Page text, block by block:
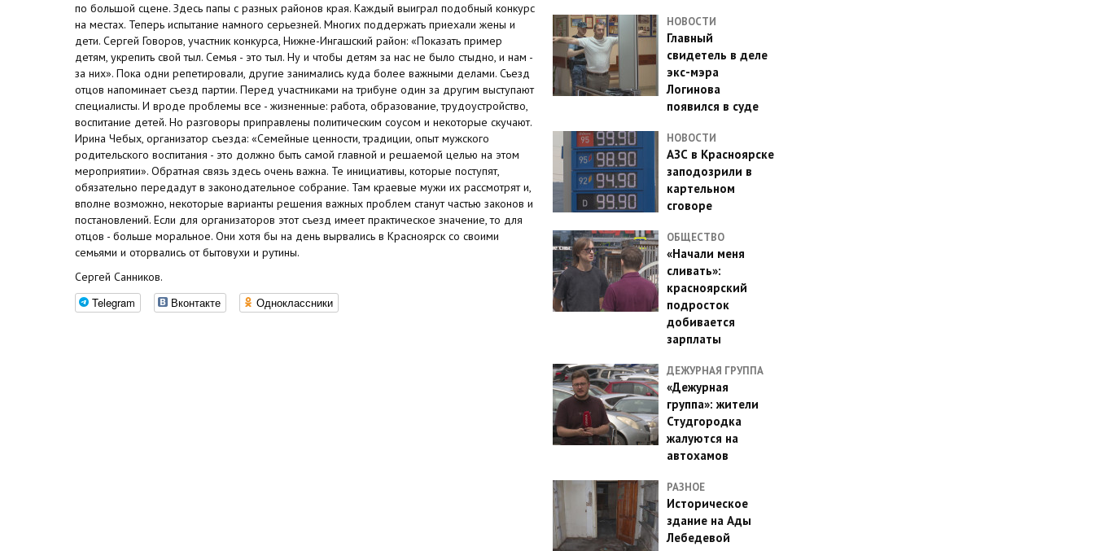
по большой сцене. Здесь папы с разных районов края. Каждый выиграл подобный конкурс
на местах. Теперь испытание намного серьезней. Многих поддержать приехали жены и
дети. Сергей Говоров, участник конкурса, Нижне-Ингашский район: «Показать пример
детям, укрепить свой тыл. Семья - это тыл. Ну и чтобы детям за нас не было стыдно, и нам -
за них». Пока одни репетировали, другие занимались куда более важными делами. Съезд
отцов напоминает съезд партии. Перед участниками на трибуне один за другим выступают
специалисты. И вроде проблемы все - жизненные: работа, образование, трудоустройство,
воспитание детей. Но разговоры приправлены политическим соусом и некоторые скучают.
Ирина Чебых, организатор съезда: «Семейные ценности, традиции, опыт мужского
родительского воспитания - это должно быть самой главной и решаемой целью на этом
мероприятии». Обратная связь здесь очень важна. Те инициативы, которые поступят,
обязательно передадут в законодательное собрание. Там краевые мужи их рассмотрят и,
вполне возможно, некоторые варианты решения важных проблем станут частью законов и
постановлений. Если для организаторов этот съезд имеет практическое значение, то для
отцов - больше моральное. Они хотя бы на день вырвались в Красноярск со своими
семьями и оторвались от бытовухи и рутины.
Сергей Санников.
Telegram Вконтакте Одноклассники
НОВОСТИ
Главный
свидетель в деле
экс-мэра
Логинова
появился в суде
НОВОСТИ
АЗС в Красноярске
заподозрили в
картельном
сговоре
ОБЩЕСТВО
«Начали меня
сливать»:
красноярский
подросток
добивается
зарплаты
ДЕЖУРНАЯ ГРУППА
«Дежурная
группа»: жители
Студгородка
жалуются на
автохамов
РАЗНОЕ
Историческое
здание на Ады
Лебедевой